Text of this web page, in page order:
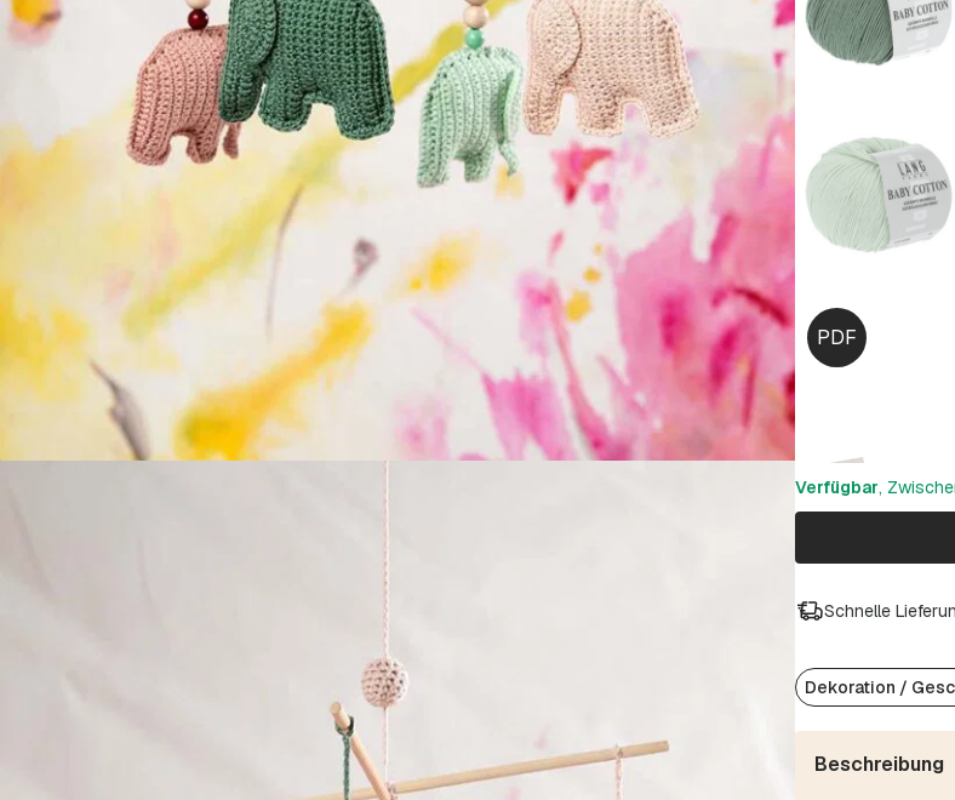
Verfügbar,
Schnelle
Dekoration /
Beschreibung